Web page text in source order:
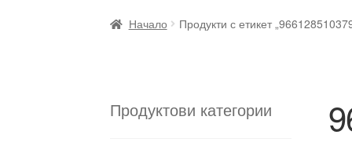
Начало Продукти с етикет
Продуктови категории